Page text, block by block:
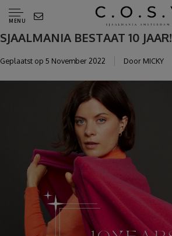
MENU
SJAALMANIA BESTAAT 10 JAAR!
Geplaatst op 5 November 2022 Door MICKY